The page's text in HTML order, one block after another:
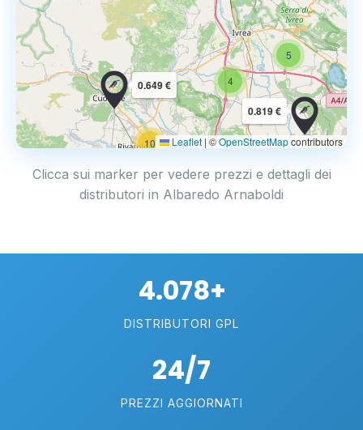
10
4
5
0.819 €
0.649 €
Leaflet | ©OpenStreetMapcontributors
Clicca sui marker per vedere prezzi e dettagli dei
distributori in Albaredo Arnaboldi
4.078+
DISTRIBUTORI GPL
24/7
PREZZI AGGIORNATI